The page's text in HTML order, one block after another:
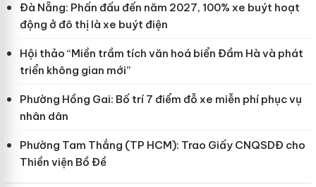
Đà Nẵng: Phấn đấu đến năm 2027, 100% xe buýt hoạt
động ở đô thị là xe buýt điện
Hội thảo “Miền trầm tích văn hoá biển Đầm Hà và phát
triển không gian mới”
Phường Hồng Gai: Bố trí 7 điểm đỗ xe miễn phí phục vụ
nhân dân
Phường Tam Thắng (TP HCM): Trao Giấy CNQSDĐ cho
Thiền viện Bồ Đề